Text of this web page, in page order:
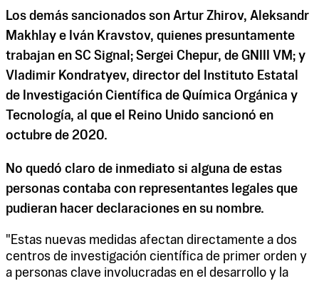
Los demás sancionados son Artur Zhirov, Aleksandr
Makhlay e Iván Kravstov, quienes presuntamente
trabajan en SC Signal; Sergei Chepur, de GNIII VM; y
Vladimir Kondratyev, director del Instituto Estatal
de Investigación Científica de Química Orgánica y
Tecnología, al que el Reino Unido sancionó en
octubre de 2020.
No quedó claro de inmediato si alguna de estas
personas contaba con representantes legales que
pudieran hacer declaraciones en su nombre.
"Estas nuevas medidas afectan directamente a dos
centros de investigación científica de primer orden y
a personas clave involucradas en el desarrollo y la